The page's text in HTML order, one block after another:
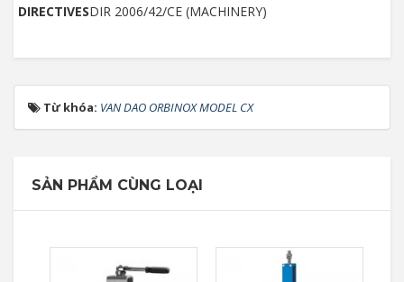
DIRECTIVESDIR 2006/42/CE (MACHINERY)
Từ khóa: VAN DAO ORBINOX MODEL CX
SẢN PHẨM CÙNG LOẠI